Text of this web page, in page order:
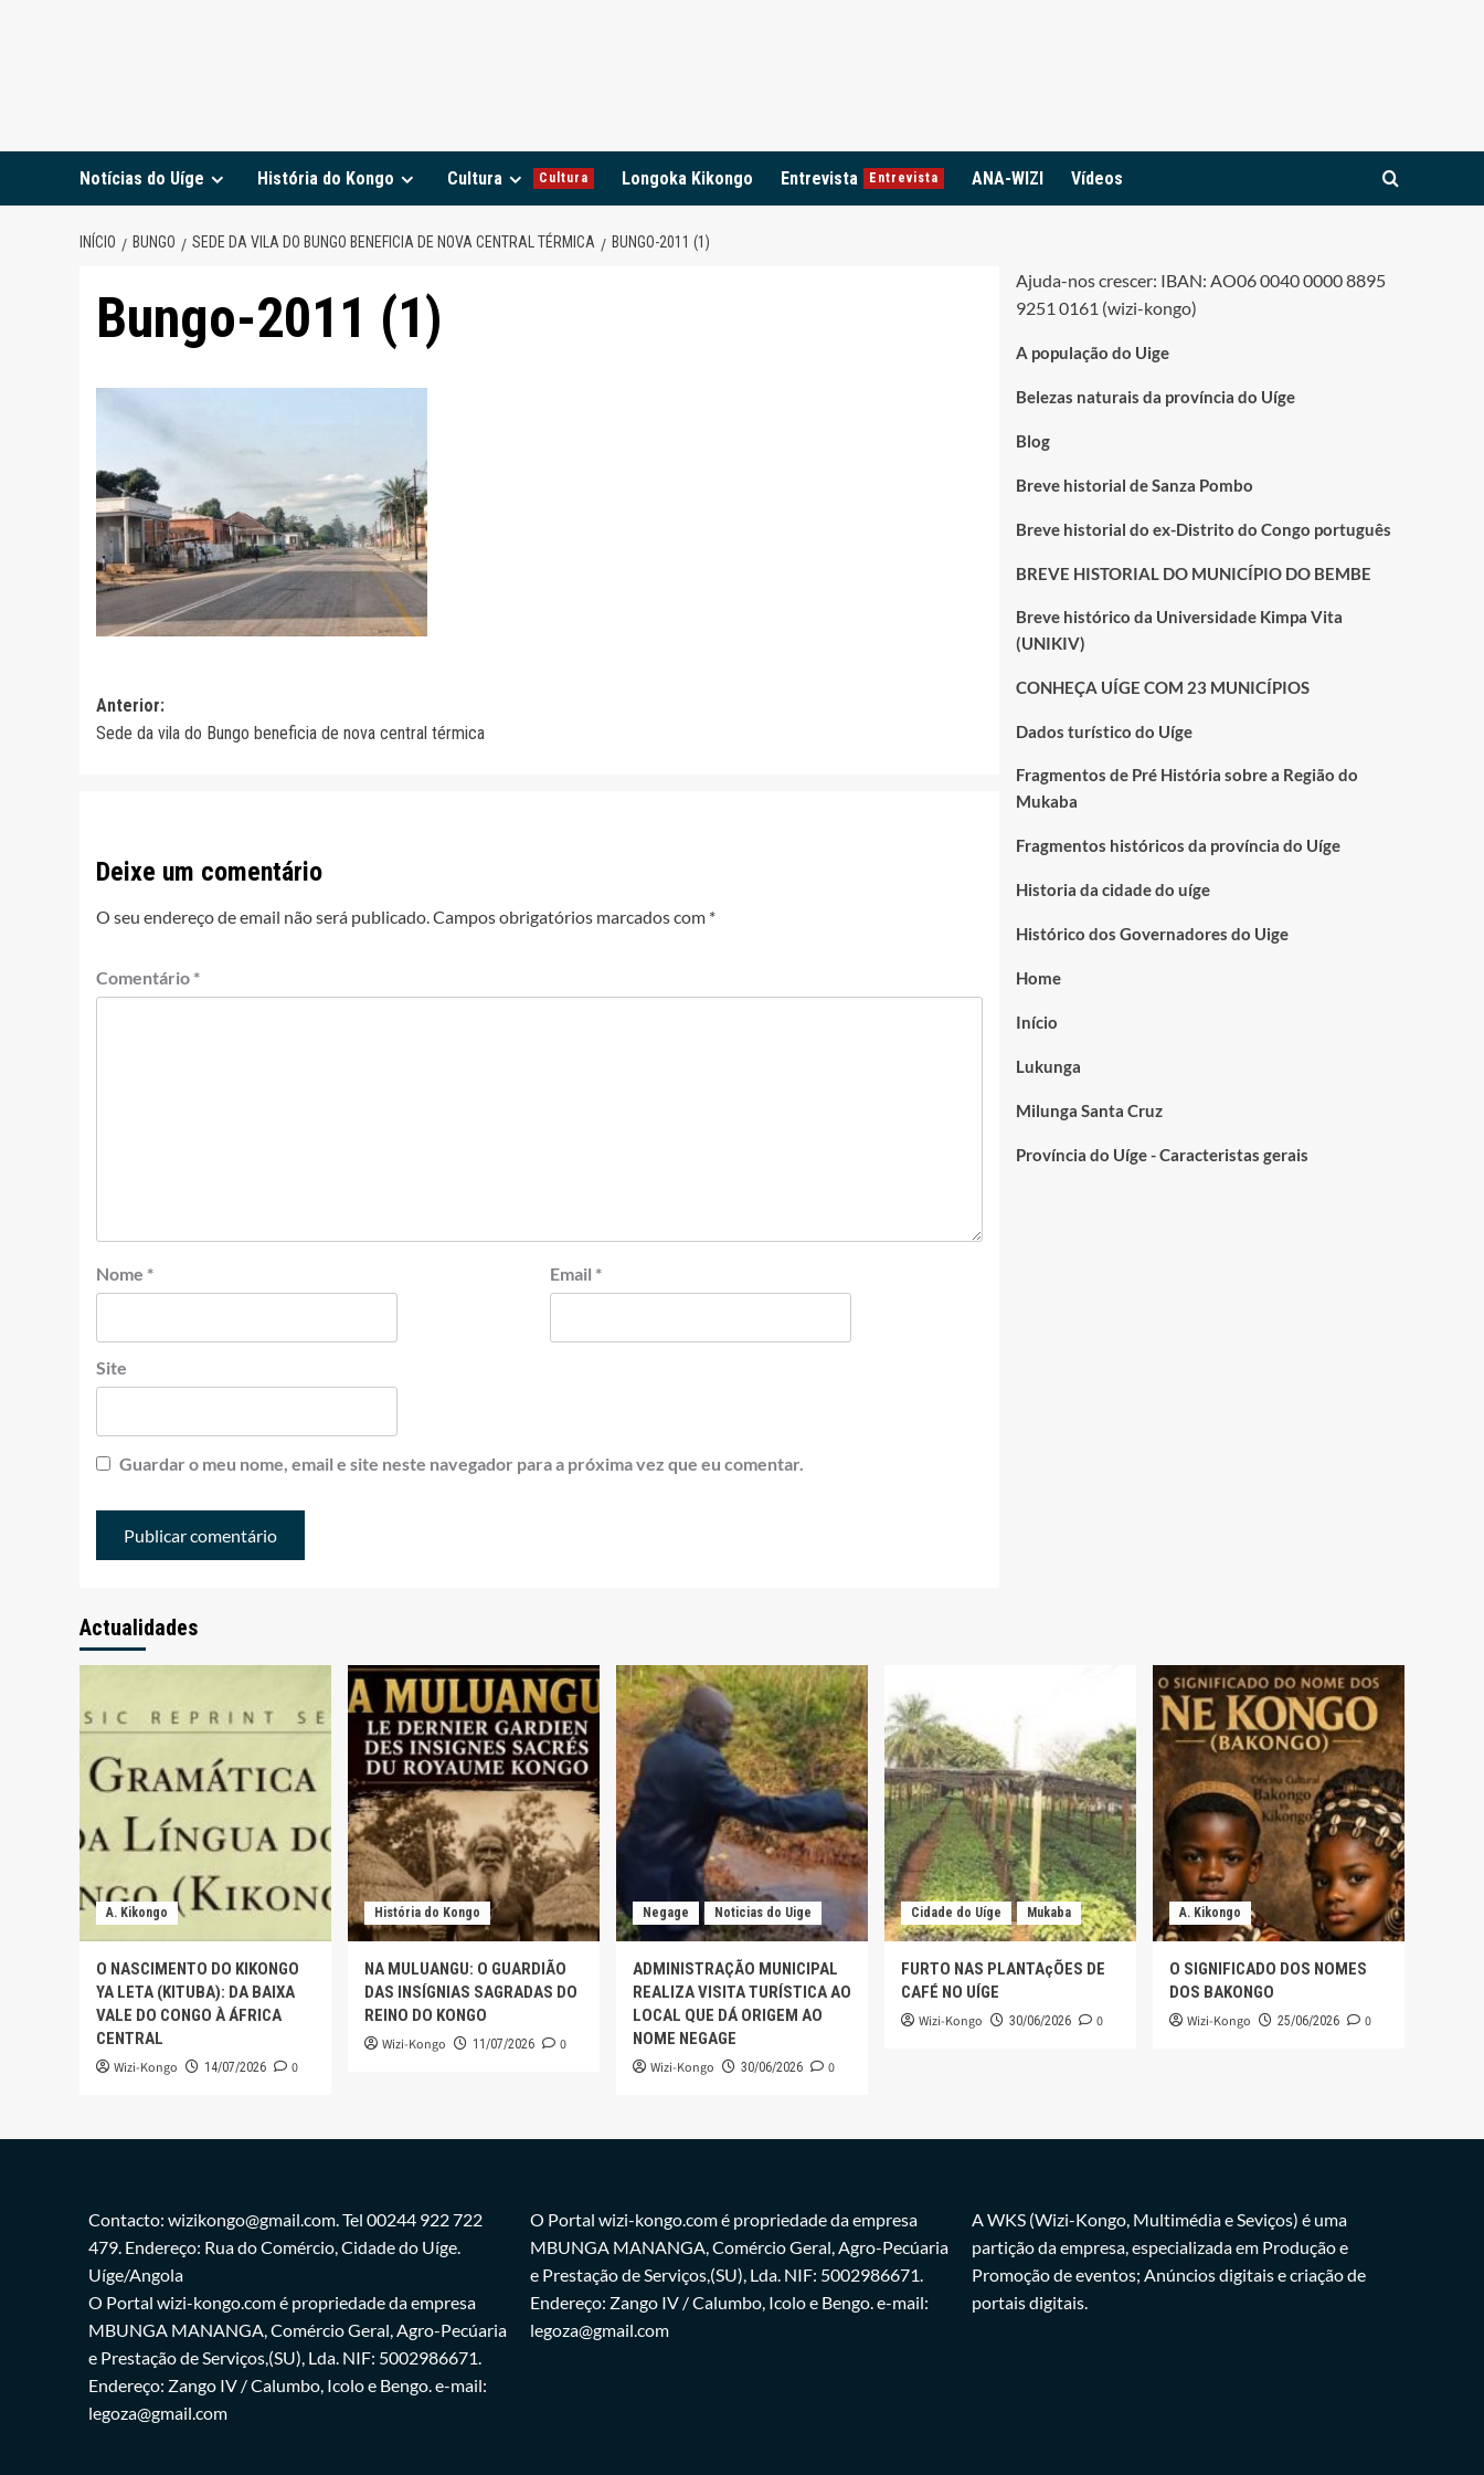
Notícias do Uíge História do Kongo Cultura Cultura Longoka Kikongo Entrevista Entrevista ANA-WIZI Vídeos
INÍCIO BUNGO SEDE DA VILA DO BUNGO BENEFICIA DE NOVA CENTRAL TÉRMICA BUNGO-2011 (1)
Bungo-2011 (1)
Navegação
de
Anterior:
Sede da vila do Bungo beneficia de nova central térmica
Deixe um comentário
O seu endereço de email não será publicado.Campos obrigatórios marcados com *
Comentário *
Nome * Email *
Site
Guardar o meu nome, email e site neste navegador para a próxima vez que eu comentar.
Ajuda-nos crescer: IBAN: AO06 0040 0000 8895
9251 0161 (wizi-kongo)
A população do Uige
Belezas naturais da província do Uíge
Blog
Breve historial de Sanza Pombo
Breve historial do ex-Distrito do Congo português
BREVE HISTORIAL DO MUNICÍPIO DO BEMBE
Breve histórico da Universidade Kimpa Vita
(UNIKIV)
CONHEÇA UÍGE COM 23 MUNICÍPIOS
Dados turístico do Uíge
Fragmentos de Pré História sobre a Região do
Mukaba
Fragmentos históricos da província do Uíge
Historia da cidade do uíge
Histórico dos Governadores do Uige
Home
Início
Lukunga
Milunga Santa Cruz
Província do Uíge - Caracteristas gerais
Actualidades
A. Kikongo
O NASCIMENTO DO KIKONGO
YA LETA (KITUBA): DA BAIXA
VALE DO CONGO À ÁFRICA
CENTRAL
Wizi-Kongo 14/07/2026 0
História do Kongo
NA MULUANGU: O GUARDIÃO
DAS INSÍGNIAS SAGRADAS DO
REINO DO KONGO
Wizi-Kongo 11/07/2026 0
Negage Noticias do Uige
ADMINISTRAÇÃO MUNICIPAL
REALIZA VISITA TURÍSTICA AO
LOCAL QUE DÁ ORIGEM AO
NOME NEGAGE
Wizi-Kongo 30/06/2026 0
Cidade do Uíge Mukaba
FURTO NAS PLANTAçÕES DE
CAFÉ NO UÍGE
Wizi-Kongo 30/06/2026 0
A. Kikongo
O SIGNIFICADO DOS NOMES
DOS BAKONGO
Wizi-Kongo 25/06/2026 0
Contacto: wizikongo@gmail.com. Tel 00244 922 722
479. Endereço: Rua do Comércio, Cidade do Uíge.
Uíge/Angola
O Portal wizi-kongo.com é propriedade da empresa
MBUNGA MANANGA, Comércio Geral, Agro-Pecúaria
e Prestação de Serviços,(SU), Lda. NIF: 5002986671.
Endereço: Zango IV / Calumbo, Icolo e Bengo. e-mail:
legoza@gmail.com
O Portal wizi-kongo.com é propriedade da empresa
MBUNGA MANANGA, Comércio Geral, Agro-Pecúaria
e Prestação de Serviços,(SU), Lda. NIF: 5002986671.
Endereço: Zango IV / Calumbo, Icolo e Bengo. e-mail:
legoza@gmail.com
A WKS (Wizi-Kongo, Multimédia e Seviços) é uma
partição da empresa, especializada em Produção e
Promoção de eventos; Anúncios digitais e criação de
portais digitais.